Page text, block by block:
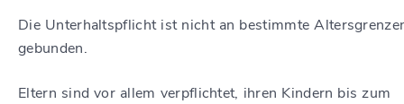
Die Unterhaltspflicht ist nicht an bestimmte
gebunden.
Eltern sind vor allem verpflichtet, ihren Kindern bis zum